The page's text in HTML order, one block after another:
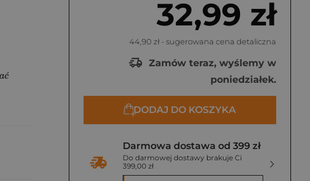
32,99 zł
44,90 zł - sugerowana cena detaliczna
Zamów teraz, wyślemy w
poniedziałek.
DODAJ DO KOSZYKA
Darmowa dostawa od 399 zł
Do darmowej dostawy brakuje Ci
399,00 zł